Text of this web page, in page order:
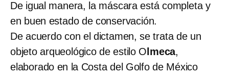
De igual manera, la máscara está completa y
en buen estado de conservación.
De acuerdo con el dictamen, se trata de un
objeto arqueológico de estilo O lmeca,
elaborado en la Costa del Golfo de México